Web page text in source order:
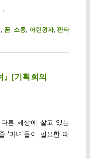
→
, 꿈, 소통, 어린왕자,판타
』[기획회의
른 세상에 살고 있는
‘마녀’들이 필요한 때